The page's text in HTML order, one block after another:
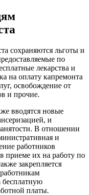
сохраняются льготы и
по
лекарства и
на оплату капремонта
освобождение от
и прочие.
вводятся новые
и
В отношении
и
работников
приеме их на работу по
закрепляется
бесплатную
платы.